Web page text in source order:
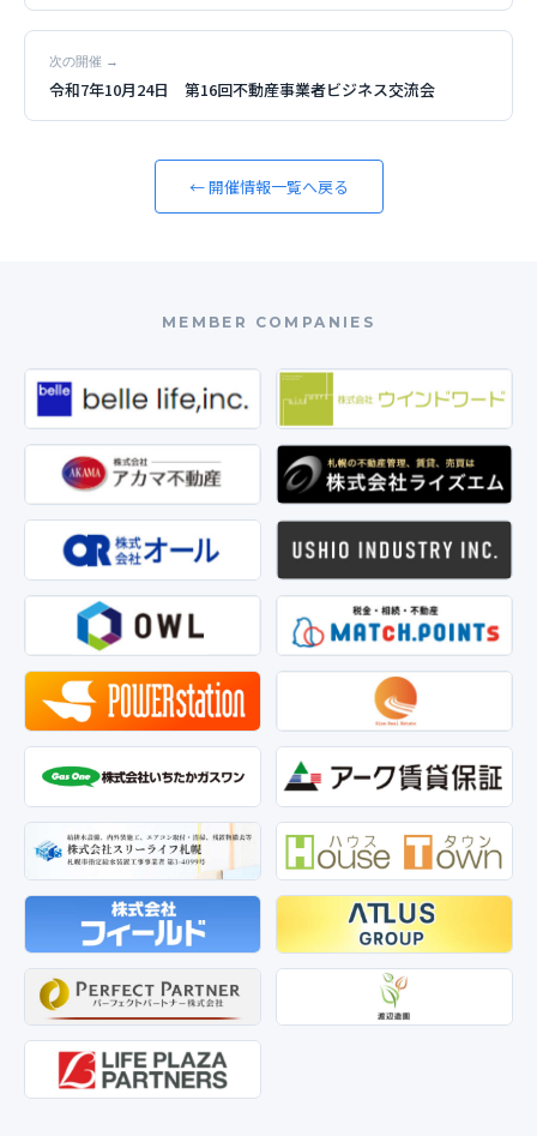
次の開催 →
令和7年10月24日 第16回不動産事業者ビジネス交流会
← 開催情報一覧へ戻る
MEMBER COMPANIES